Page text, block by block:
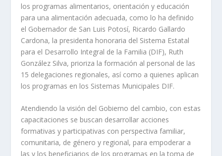
los programas alimentarios, orientación y educación
para una alimentación adecuada, como lo ha definido
el Gobernador de San Luis Potosí, Ricardo Gallardo
Cardona, la presidenta honoraria del Sistema Estatal
para el Desarrollo Integral de la Familia (DIF), Ruth
González Silva, prioriza la formación al personal de las
15 delegaciones regionales, así como a quienes aplican
los programas en los Sistemas Municipales DIF.
Atendiendo la visión del Gobierno del cambio, con estas
capacitaciones se buscan desarrollar acciones
formativas y participativas con perspectiva familiar,
comunitaria, de género y regional, para empoderar a
las y los beneficiarios de los programas en la toma de